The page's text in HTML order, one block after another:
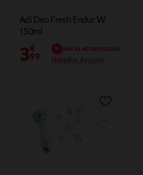
Adi Deo Fresh Endur W
150ml
3€
99
NUK KA NË DISPOZICION